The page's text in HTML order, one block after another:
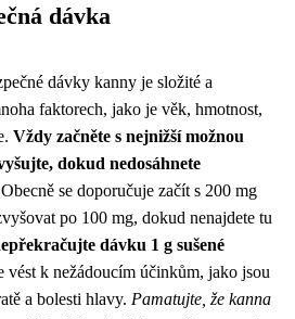
dávka
dávky kanny je složité a
faktorech, jako je věk, hmotnost,
Vždy začněte s nejnižší možnou
dokud nedosáhnete
se doporučuje začít s 200 mg
po 100 mg, dokud nenajdete tu
dávku 1 g sušené
vést k nežádoucím účinkům, jako jsou
a bolesti hlavy. Pamatujte, že kanna